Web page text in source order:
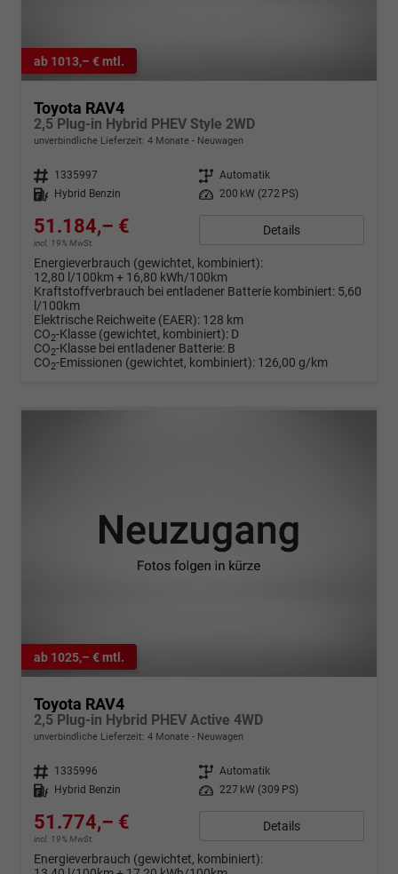
ab 1013,– € mtl.
Toyota RAV4
2,5 Plug-in Hybrid PHEV Style 2WD
unverbindliche Lieferzeit: 4 Monate Neuwagen
Fahrzeugnr. 1335997 Getriebe Automatik
Kraftstoff
Hybrid Benzin Leistung 200 kW (272 PS)
51.184,– €
incl. 19% MwSt.
Details
Energieverbrauch (gewichtet, kombiniert):
12,80 l/100km + 16,80 kWh/100km
Kraftstoffverbrauch bei entladener Batterie kombiniert: 5,60
l/100km
Elektrische Reichweite (EAER): 128 km
CO2-Klasse (gewichtet, kombiniert): D
CO2-Klasse bei entladener Batterie: B
CO2-Emissionen (gewichtet, kombiniert): 126,00 g/km
ab 1025,– € mtl.
Toyota RAV4
2,5 Plug-in Hybrid PHEV Active 4WD
unverbindliche Lieferzeit: 4 Monate Neuwagen
Fahrzeugnr. 1335996 Getriebe Automatik
Kraftstoff
Hybrid Benzin Leistung 227 kW (309 PS)
51.774,– €
incl. 19% MwSt.
Details
Energieverbrauch (gewichtet, kombiniert):